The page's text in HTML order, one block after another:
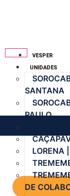
VESPER
UNIDADES
SANTANA
PAULO
SANTO
LORENA
DE